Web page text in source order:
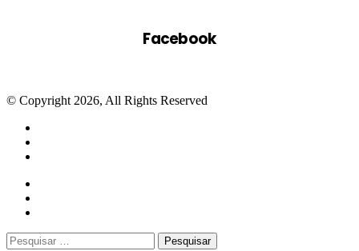
Facebook
© Copyright 2026, All Rights Reserved
Facebook
Twitter
WhatsApp
Telegram
Close
Pesquisar